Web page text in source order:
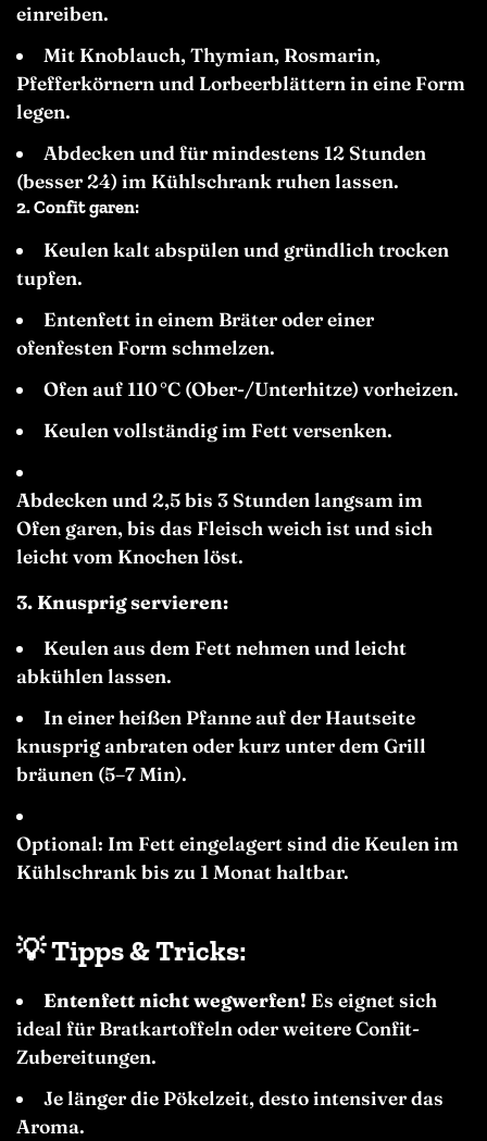
einreiben.
Mit Knoblauch, Thymian, Rosmarin,
Pfefferkörnern und Lorbeerblättern in eine Form
legen.
Abdecken und für mindestens 12 Stunden
(besser 24) im Kühlschrank ruhen lassen.
2.Confit garen:
Keulen kalt abspülen und gründlich trocken
tupfen.
Entenfett in einem Bräter oder einer
ofenfesten Form schmelzen.
Ofen auf 110 °C (Ober-/Unterhitze) vorheizen.
Keulen vollständig im Fett versenken.
Abdecken und 2,5 bis 3 Stunden langsam im
Ofen garen, bis das Fleisch weich ist und sich
leicht vom Knochen löst.
3. Knusprig servieren:
Keulen aus dem Fett nehmen und leicht
abkühlen lassen.
In einer heißen Pfanne auf der Hautseite
knusprig anbraten oder kurz unter dem Grill
bräunen (5–7 Min).
Optional: Im Fett eingelagert sind die Keulen im
Kühlschrank bis zu 1 Monat haltbar.
💡Tipps & Tricks:
Entenfett nicht wegwerfen! Es eignet sich
ideal für Bratkartoffeln oder weitere Confit-
Zubereitungen.
Je länger die Pökelzeit, desto intensiver das
Aroma.